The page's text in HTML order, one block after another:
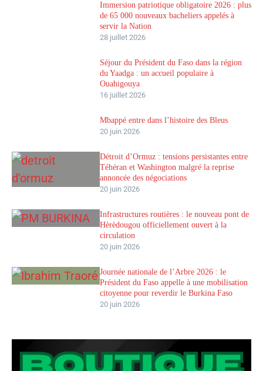
Immersion patriotique obligatoire 2026 : plus
de 65 000 nouveaux bacheliers appelés à
servir la Nation
28 juillet 2026
Séjour du Président du Faso dans la région
du Yaadga : un accueil populaire à
Ouahigouya
16 juillet 2026
Mbappé entre dans l’histoire des Bleus
20 juin 2026
Détroit d’Ormuz : tensions persistantes entre
Téhéran et Washington malgré la reprise
annoncée des négociations
20 juin 2026
Infrastructures routières : le nouveau pont de
Hèrèdougou officiellement ouvert à la
circulation
20 juin 2026
Journée nationale de l’Arbre 2026 : le
Président du Faso appelle à une mobilisation
citoyenne pour reverdir le Burkina Faso
20 juin 2026